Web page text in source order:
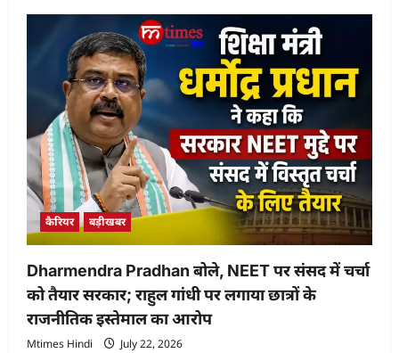
कैरियर बड़ीखबर
Dharmendra Pradhan बोले, NEET पर संसद में चर्चा
को तैयार सरकार; राहुल गांधी पर लगाया छात्रों के
राजनीतिक इस्तेमाल का आरोप
Mtimes Hindi July 22, 2026